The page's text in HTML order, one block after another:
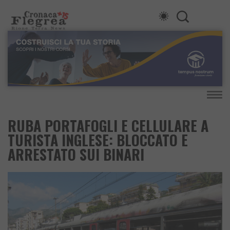
RUBA PORTAFOGLI E CELLULARE A
TURISTA INGLESE: BLOCCATO E
ARRESTATO SUI BINARI